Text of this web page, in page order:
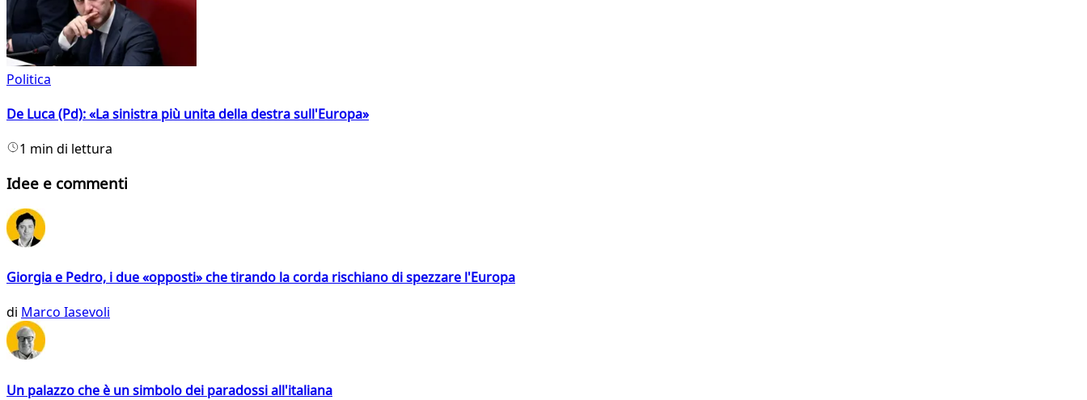
Politica
De Luca (Pd): «La sinistra più unita della destra sull'Europa»
1 min di lettura
Idee e commenti
Giorgia e Pedro, i due «opposti» che tirando la corda rischiano di spezzare l'Europa
di Marco Iasevoli
Un palazzo che è un simbolo dei paradossi all'italiana